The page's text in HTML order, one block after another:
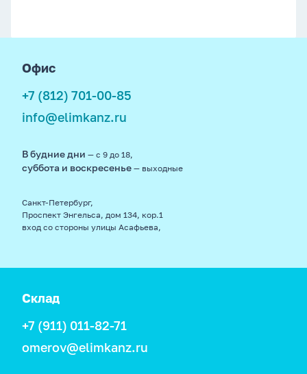
Офис
+7 (812) 701-00-85
info@elimkanz.ru
В будние дни — с 9 до 18,
суббота и воскресенье — выходные
Санкт-Петербург,
Проспект Энгельса, дом 134, кор.1
вход со стороны улицы Асафьева,
Склад
+7 (911) 011-82-71
omerov@elimkanz.ru